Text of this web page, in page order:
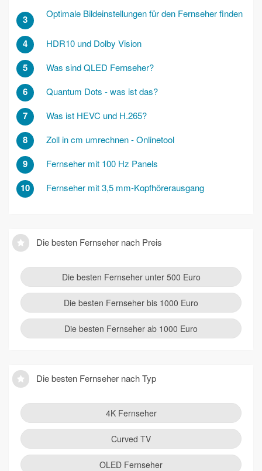
3 Optimale Bildeinstellungen für den Fernseher finden
4 HDR10 und Dolby Vision
5 Was sind QLED Fernseher?
6 Quantum Dots - was ist das?
7 Was ist HEVC und H.265?
8 Zoll in cm umrechnen - Onlinetool
9 Fernseher mit 100 Hz Panels
10 Fernseher mit 3,5 mm-Kopfhörerausgang
Die besten Fernseher nach Preis
Die besten Fernseher unter 500 Euro
Die besten Fernseher bis 1000 Euro
Die besten Fernseher ab 1000 Euro
Die besten Fernseher nach Typ
4K Fernseher
Curved TV
OLED Fernseher